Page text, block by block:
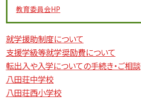
教育委員会HP
就学援助制度について
支援学級等就学奨励費について
転出入や入学についての手続き・ご相談
八田荘中学校
八田荘西小学校